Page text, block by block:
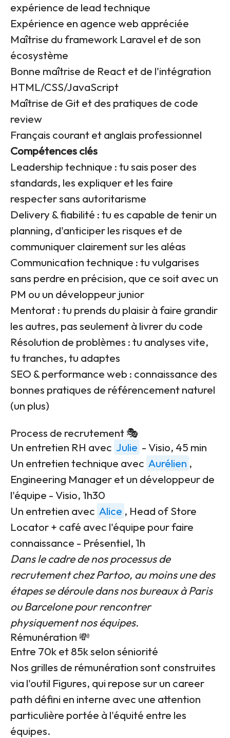
expérience de lead technique
Expérience en agence web appréciée
Maîtrise du framework Laravel et de son
écosystème
Bonne maîtrise de React et de l'intégration
HTML/CSS/JavaScript
Maîtrise de Git et des pratiques de code
review
Français courant et anglais professionnel
Compétences clés
Leadership technique : tu sais poser des
standards, les expliquer et les faire
respecter sans autoritarisme
Delivery & fiabilité : tu es capable de tenir un
planning, d'anticiper les risques et de
communiquer clairement sur les aléas
Communication technique : tu vulgarises
sans perdre en précision, que ce soit avec un
PM ou un développeur junior
Mentorat : tu prends du plaisir à faire grandir
les autres, pas seulement à livrer du code
Résolution de problèmes : tu analyses vite,
tu tranches, tu adaptes
SEO & performance web : connaissance des
bonnes pratiques de référencement naturel
(un plus)
Process de recrutement 🎭
Un entretien RH avec Julie - Visio, 45 min
Un entretien technique avec Aurélien ,
Engineering Manager et un développeur de
l'équipe - Visio, 1h30
Un entretien avec Alice , Head of Store
Locator + café avec l'équipe pour faire
connaissance - Présentiel, 1h
Dans le cadre de nos processus de
recrutement chez Partoo, au moins une des
étapes se déroule dans nos bureaux à Paris
ou Barcelone pour rencontrer
physiquement nos équipes.
Rémunération 💸
Entre 70k et 85k selon séniorité
Nos grilles de rémunération sont construites
via l'outil Figures, qui repose sur un career
path défini en interne avec une attention
particulière portée à l'équité entre les
équipes.